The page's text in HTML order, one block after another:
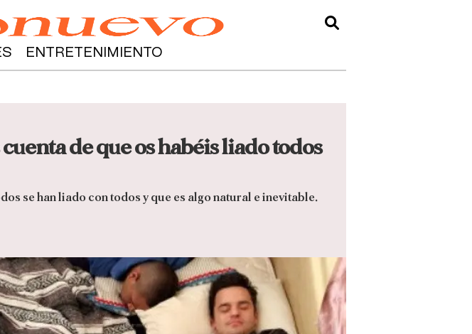
ENTRETENIMIENTO
de que os habéis liado todos
se han liado con todos y que es algo natural e inevitable.